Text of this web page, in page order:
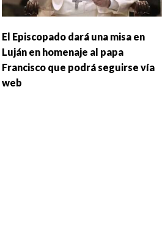
El Episcopado dará una misa en
Luján en homenaje al papa
Francisco que podrá seguirse vía
web